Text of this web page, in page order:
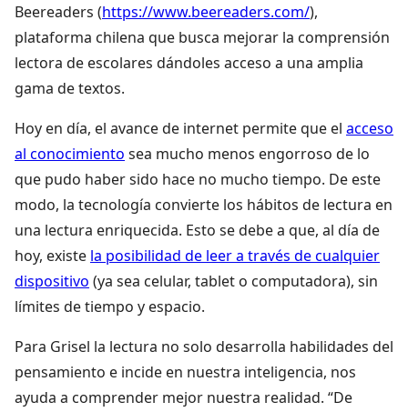
Beereaders (https://www.beereaders.com/),
plataforma chilena que busca mejorar la comprensión
lectora de escolares dándoles acceso a una amplia
gama de textos.
Hoy en día, el avance de internet permite que el acceso
al conocimiento sea mucho menos engorroso de lo
que pudo haber sido hace no mucho tiempo. De este
modo, la tecnología convierte los hábitos de lectura en
una lectura enriquecida. Esto se debe a que, al día de
hoy, existe la posibilidad de leer a través de cualquier
dispositivo (ya sea celular, tablet o computadora), sin
límites de tiempo y espacio.
Para Grisel la lectura no solo desarrolla habilidades del
pensamiento e incide en nuestra inteligencia, nos
ayuda a comprender mejor nuestra realidad. “De